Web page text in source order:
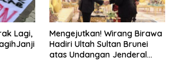
Lagi,
Mengejutkan! Wirang Birawa
Hadiri Ultah Sultan Brunei
atas Undangan Jenderal